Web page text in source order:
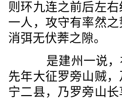
则环九连之前后左
一人，攻守有率然
消弭无伏莾之隙。
是建州一说，
先年大征罗旁山贼
宁二县，乃罗旁山